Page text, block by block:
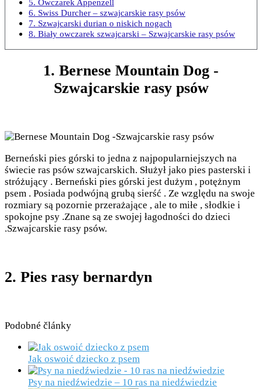
6. Swiss Durcher – szwajcarskie rasy psów
7. Szwajcarski durian o niskich nogach
8. Biały owczarek szwajcarski – Szwajcarskie rasy psów
1. Bernese Mountain Dog -
Szwajcarskie rasy psów
Berneński pies górski to jedna z najpopularniejszych na
świecie ras psów szwajcarskich. Służył jako pies pasterski i
stróżujący . Berneński pies górski jest dużym , potężnym
psem . Posiada podwójną grubą sierść . Ze względu na swoje
rozmiary są pozornie przerażające , ale to miłe , słodkie i
spokojne psy .Znane są ze swojej łagodności do dzieci
.Szwajcarskie rasy psów.
2. Pies rasy bernardyn
Podobné články
Jak oswoić dziecko z psem
Psy na niedźwiedzie – 10 ras na niedźwiedzie